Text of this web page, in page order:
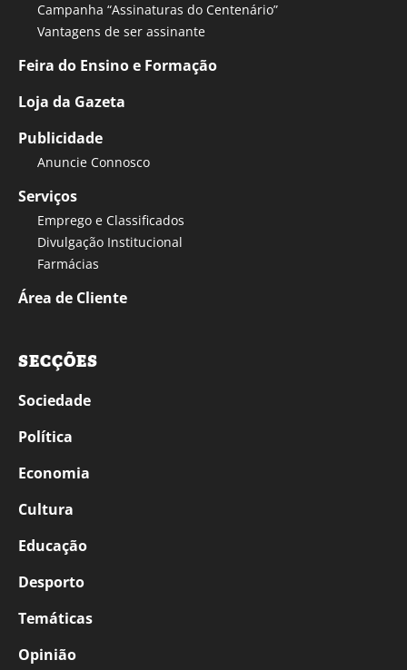
Campanha “Assinaturas do Centenário”
Vantagens de ser assinante
Feira do Ensino e Formação
Loja da Gazeta
Publicidade
Anuncie Connosco
Serviços
Emprego e Classificados
Divulgação Institucional
Farmácias
Área de Cliente
SECÇÕES
Sociedade
Política
Economia
Cultura
Educação
Desporto
Temáticas
Opinião